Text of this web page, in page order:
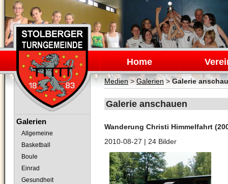
Navigation
überspringen
Home
Medien>Galerien >Galerie
Galerie anschauen
Wanderung Christi Himmelfahrt
2010-08-27 | 24 Bilder
Navigation
Galerien
Allgemeine
Basketball
Boule
Einrad
Gesundheit